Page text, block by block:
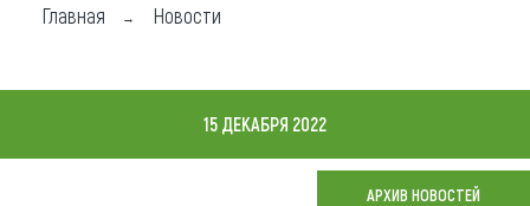
Где остановиться
Главная Новости
15 ДЕКАБРЯ 2022
АРХИВ НОВОСТЕЙ